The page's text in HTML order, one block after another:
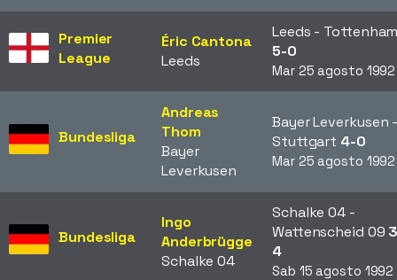
Premier
League
Éric Cantona
Leeds
Leeds -
5-0
Mar 25 agosto 1992
Bundesliga
Andreas
Thom
Bayer
Leverkusen
Bayer Leverkusen
Stuttgart 4-0
Mar 25 agosto 1992
Bundesliga
Ingo
Anderbrügge
Schalke 04
Schalke 04 -
Wattenscheid 09
4
Sab 15 agosto 1992